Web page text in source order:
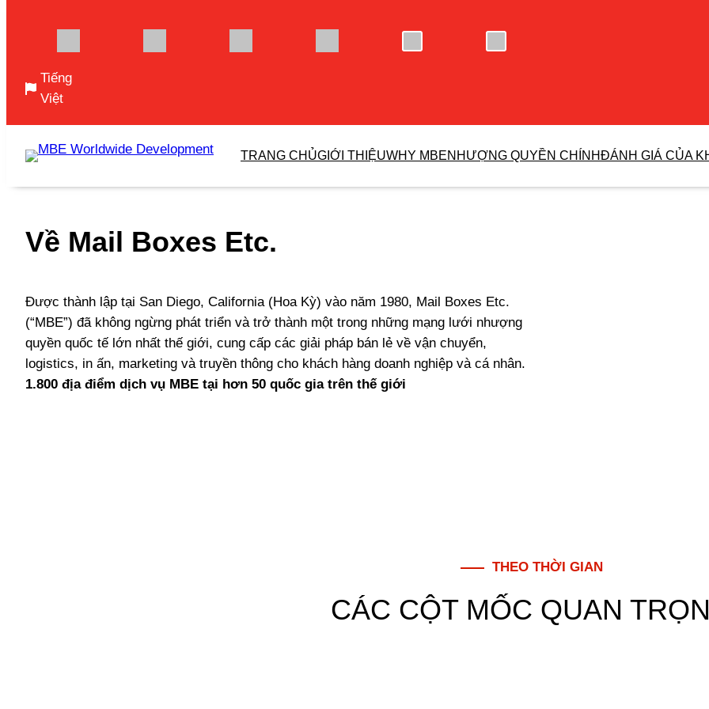
Skip
Tiếng
Việt
TRANG CHỦGIỚI THIỆUWHY MBENHƯỢNG QUYỀN CHÍNHĐÁNH GIÁ CỦA
Về Mail Boxes Etc.
Được thành lập tại San Diego, California (Hoa Kỳ) vào năm 1980, Mail Boxes Etc.
(“MBE”) đã không ngừng phát triển và trở thành một trong những mạng lưới nhượng
quyền quốc tế lớn nhất thế giới, cung cấp các giải pháp bán lẻ về vận chuyển,
logistics, in ấn, marketing và truyền thông cho khách hàng doanh nghiệp và cá nhân.
1.800 địa điểm dịch vụ MBE tại hơn 50 quốc gia trên thế giới
THEO THỜI GIAN
CÁC CỘT MỐC QUAN